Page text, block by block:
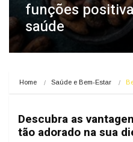
funções
saúde
Home Saúde e Bem-Estar
Descubra as
tão adorado na sua